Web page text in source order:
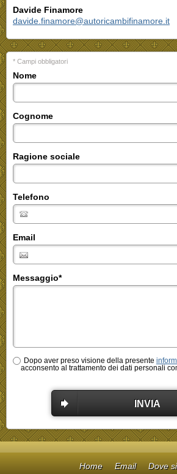
Davide Finamore
davide.finamore@autoricambifinamore.it
* Campi obbligatori
Nome
Cognome
Ragione sociale
Telefono
Email
Messaggio*
Dopo aver preso visione della presente
acconsento al trattamento dei dati personali
INVIA
Home Email Dove